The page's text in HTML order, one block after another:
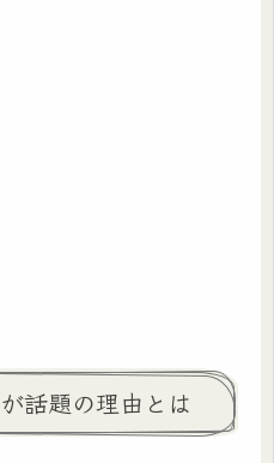
話題の理由とは